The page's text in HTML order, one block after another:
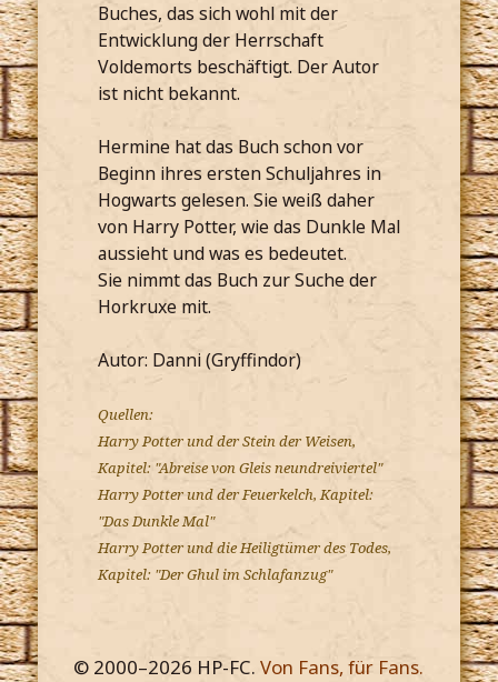
Buches, das sich wohl mit der
Entwicklung der Herrschaft
Voldemorts beschäftigt. Der Autor
ist nicht bekannt.
Hermine hat das Buch schon vor
Beginn ihres ersten Schuljahres in
Hogwarts gelesen. Sie weiß daher
von Harry Potter, wie das Dunkle Mal
aussieht und was es bedeutet.
Sie nimmt das Buch zur Suche der
Horkruxe mit.
Autor: Danni (Gryffindor)
Quellen:
Harry Potter und der Stein der Weisen,
Kapitel: "Abreise von Gleis neundreiviertel"
Harry Potter und der Feuerkelch, Kapitel:
"Das Dunkle Mal"
Harry Potter und die Heiligtümer des Todes,
Kapitel: "Der Ghul im Schlafanzug"
© 2000–2026 HP-FC.Von Fans, für Fans.